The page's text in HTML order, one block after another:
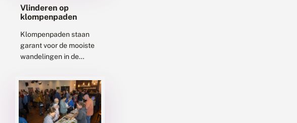
Vlinderen op
klompenpaden
Klompenpaden staan
garant voor de mooiste
wandelingen in de
Gelderland. Wandelend
over landgoederen,
historische paden en
dwars door boerenland